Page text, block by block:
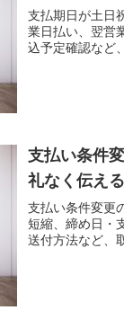
支払期日が土日
業日払い、翌営
込予定確認など
支払い条件
礼なく伝え
支払い条件変更
短縮、締め日・
送付方法など、